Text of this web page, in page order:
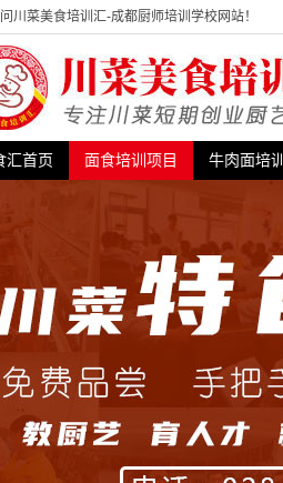
川菜美食培训汇-成都厨师培训学校网站！
汇首页 面食培训项目 牛肉面培训